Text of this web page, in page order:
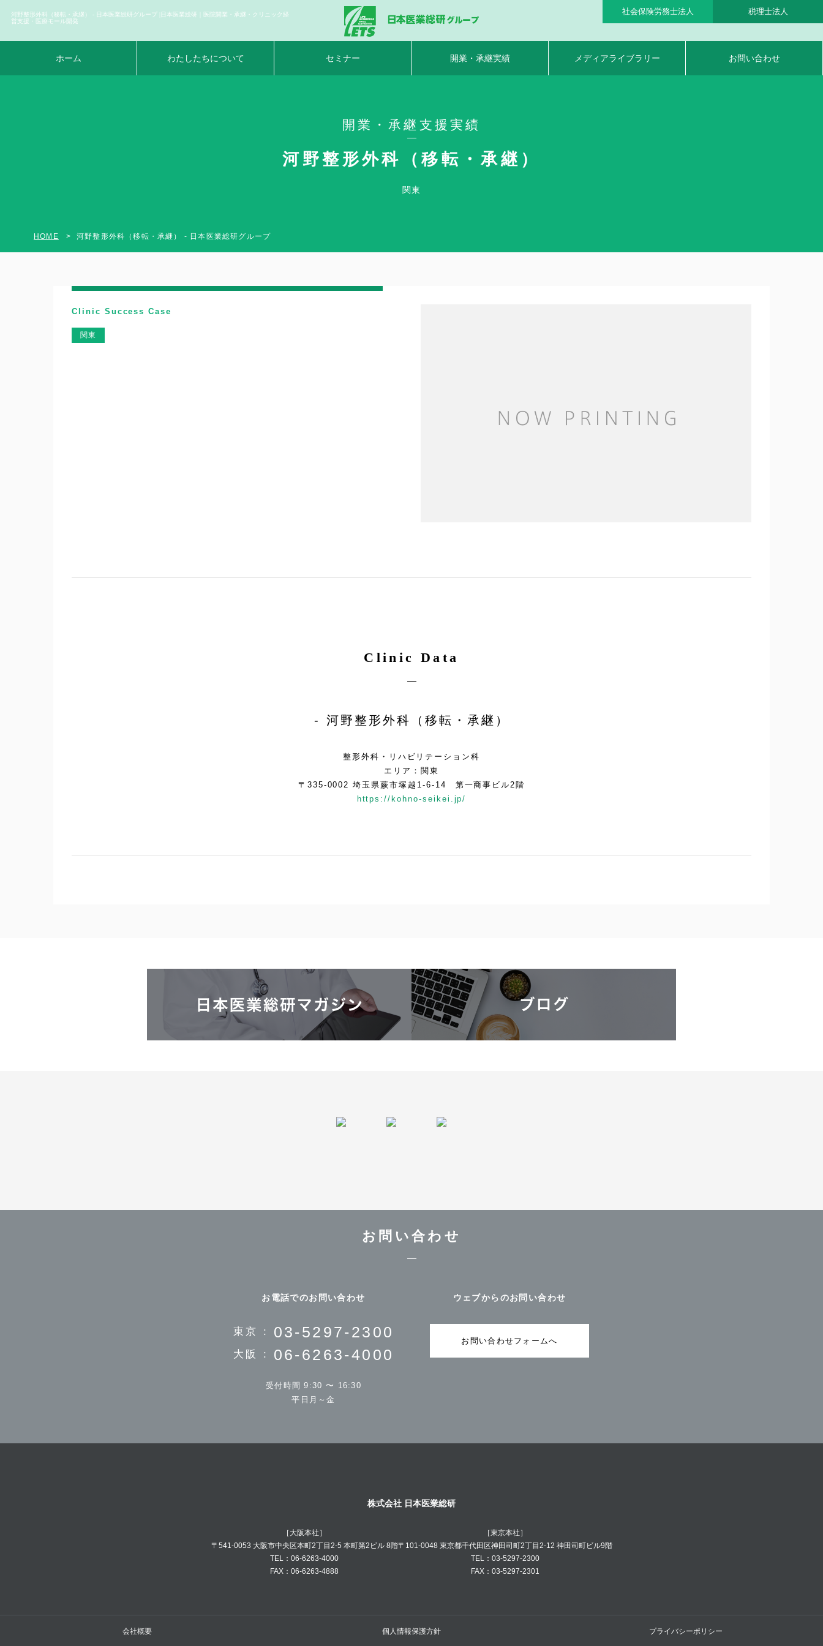
河野整形外科（移転・承継） - 日本医業総研グループ |日本医業総研｜医院開業・承継・クリニック経
営支援・医療モール開発
社会保険労務士法人 税理士法人
ホーム わたしたちについて セミナー 開業・承継実績 メディアライブラリー お問い合わせ
開業・承継支援実績
河野整形外科（移転・承継）
関東
HOME 河野整形外科（移転・承継） - 日本医業総研グループ
Clinic Success Case
関東
Clinic Data
河野整形外科（移転・承継）
整形外科・リハビリテーション科
エリア：関東
〒335-0002 埼玉県蕨市塚越1-6-14 第一商事ビル2階
https://kohno-seikei.jp/
お問い合わせ
お電話でのお問い合わせ
東京 : 03-5297-2300
大阪 : 06-6263-4000
受付時間 9:30 〜 16:30
平日月～金
ウェブからのお問い合わせ
お問い合わせフォームへ
株式会社 日本医業総研
［大阪本社］
〒541-0053 大阪市中央区本町2丁目2-5 本町第2ビル 8階
TEL：06-6263-4000
FAX：06-6263-4888
［東京本社］
〒101-0048 東京都千代田区神田司町2丁目2-12 神田司町ビル9階
TEL：03-5297-2300
FAX：03-5297-2301
会社概要 個人情報保護方針 プライバシーポリシー